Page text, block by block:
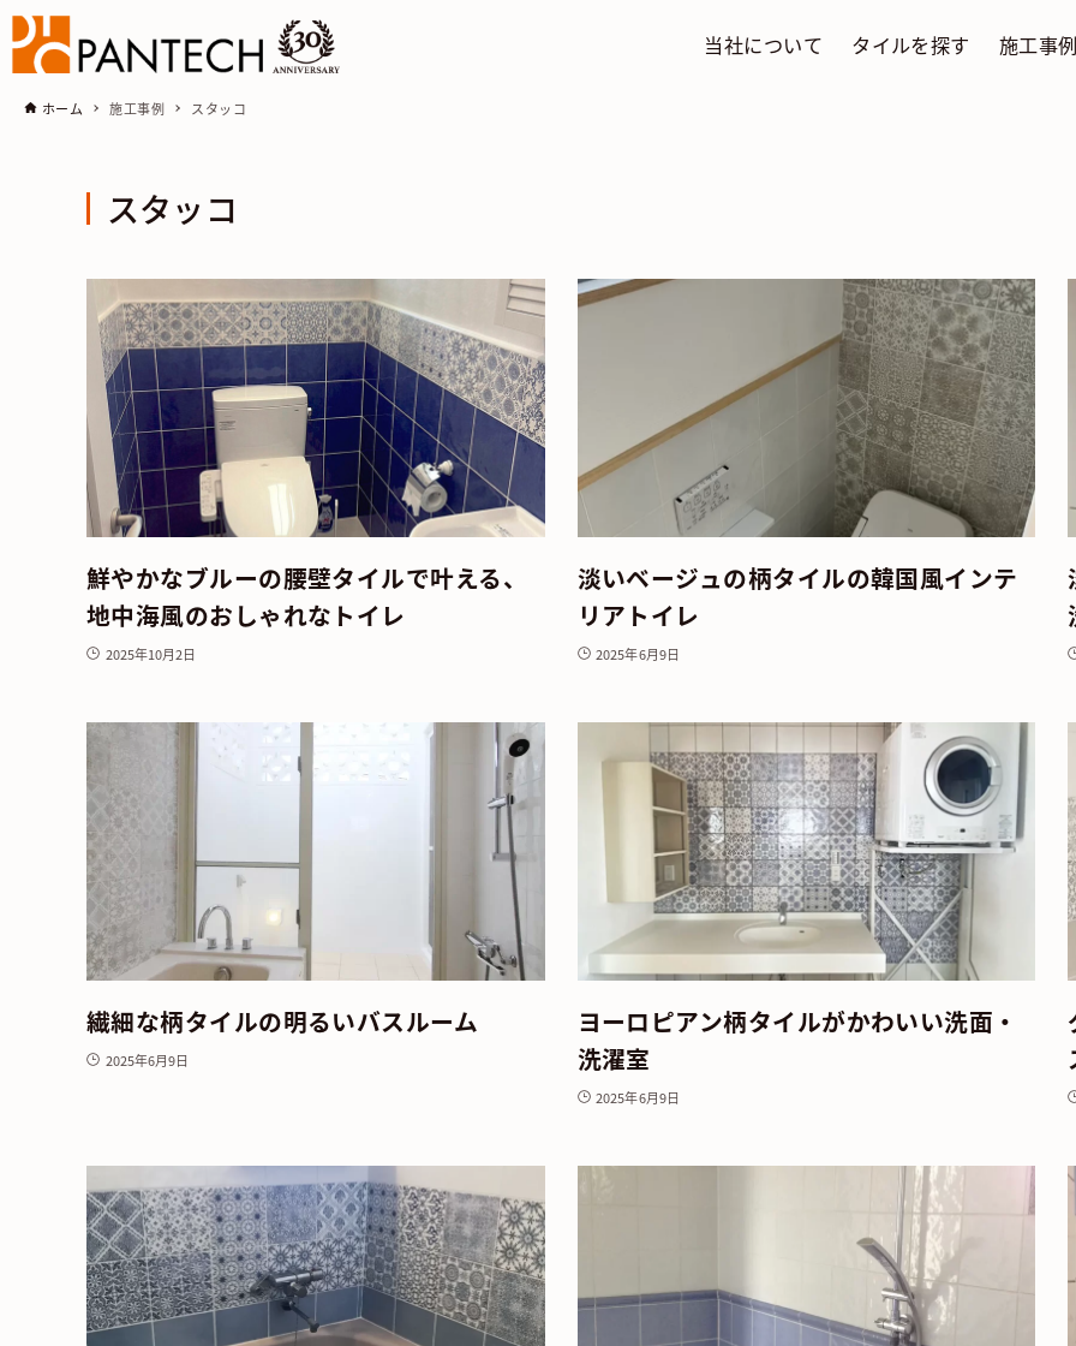
当社について タイルを探す 施工事例
ホーム 施工事例 スタッコ
スタッコ
鮮やかなブルーの腰壁タイルで叶える、
地中海風のおしゃれなトイレ
2025年10月2日
淡いベージュの柄タイルの韓国風インテ
リアトイレ
2025年6月9日
繊細な柄タイルの明るいバスルーム
2025年6月9日
ヨーロピアン柄タイルがかわいい洗面・
洗濯室
2025年6月9日